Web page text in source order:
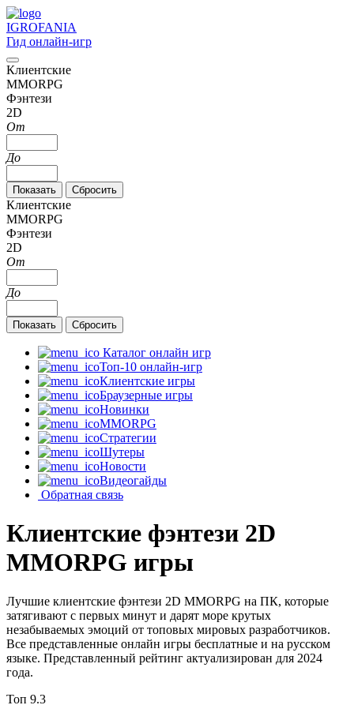
IGROFANIA
Гид онлайн-игр
Клиентские
MMORPG
Фэнтези
2D
От
До
Клиентские
MMORPG
Фэнтези
2D
От
До
Каталог онлайн игр
Топ-10 онлайн-игр
Клиентские игры
Браузерные игры
Новинки
MMORPG
Стратегии
Шутеры
Новости
Видеогайды
Обратная связь
Клиентские фэнтези 2D
MMORPG игры
Лучшие клиентские фэнтези 2D MMORPG на ПК, которые
затягивают с первых минут и дарят море крутых
незабываемых эмоций от топовых мировых разработчиков.
Все представленные онлайн игры бесплатные и на русском
языке. Представленный рейтинг актуализирован для 2024
года.
Топ 9.3